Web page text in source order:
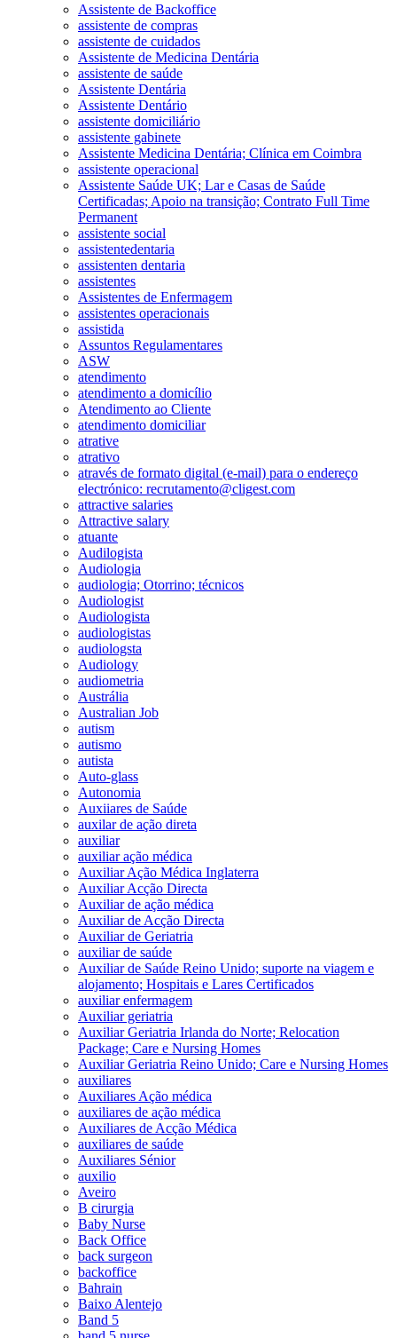
Assistente de Backoffice
assistente de compras
assistente de cuidados
Assistente de Medicina Dentária
assistente de saúde
Assistente Dentária
Assistente Dentário
assistente domiciliário
assistente gabinete
Assistente Medicina Dentária; Clínica em Coimbra
assistente operacional
Assistente Saúde UK; Lar e Casas de Saúde
Certificadas; Apoio na transição; Contrato Full Time
Permanent
assistente social
assistentedentaria
assistenten dentaria
assistentes
Assistentes de Enfermagem
assistentes operacionais
assistida
Assuntos Regulamentares
ASW
atendimento
atendimento a domicílio
Atendimento ao Cliente
atendimento domiciliar
atrative
atrativo
através de formato digital (e-mail) para o endereço
electrónico: recrutamento@cligest.com
attractive salaries
Attractive salary
atuante
Audilogista
Audiologia
audiologia; Otorrino; técnicos
Audiologist
Audiologista
audiologistas
audiologsta
Audiology
audiometria
Austrália
Australian Job
autism
autismo
autista
Auto-glass
Autonomia
Auxiiares de Saúde
auxilar de ação direta
auxiliar
auxiliar ação médica
Auxiliar Ação Médica Inglaterra
Auxiliar Acção Directa
Auxiliar de ação médica
Auxiliar de Acção Directa
Auxiliar de Geriatria
auxiliar de saúde
Auxiliar de Saúde Reino Unido; suporte na viagem e
alojamento; Hospitais e Lares Certificados
auxiliar enfermagem
Auxiliar geriatria
Auxiliar Geriatria Irlanda do Norte; Relocation
Package; Care e Nursing Homes
Auxiliar Geriatria Reino Unido; Care e Nursing Homes
auxiliares
Auxiliares Ação médica
auxiliares de ação médica
Auxiliares de Acção Médica
auxiliares de saúde
Auxiliares Sénior
auxilio
Aveiro
B cirurgia
Baby Nurse
Back Office
back surgeon
backoffice
Bahrain
Baixo Alentejo
Band 5